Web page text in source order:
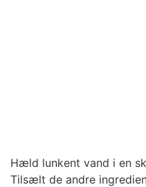
Hæld lunkent vand i en
Tilsælt de andre